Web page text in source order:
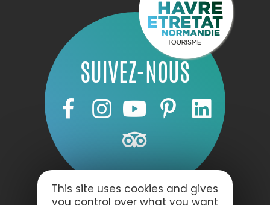
SUIVEZ-NOUS
This site uses cookies and gives